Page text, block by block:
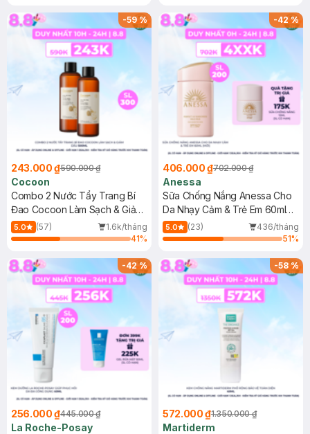
-59%
243.000 ₫590.000 ₫
Cocoon
Combo 2 Nước Tẩy Trang Bí
Đao Cocoon Làm Sạch & Giảm
Dầu 500ml
5.0 (57)
1.6k/tháng
41%
-42%
406.000 ₫702.000 ₫
Anessa
Sữa Chống Nắng Anessa Cho
Da Nhạy Cảm & Trẻ Em 60ml
(Mới)
5.0 (23)
436/tháng
51%
-42%
256.000 ₫445.000 ₫
La Roche-Posay
-58%
572.000 ₫1.350.000 ₫
Martiderm